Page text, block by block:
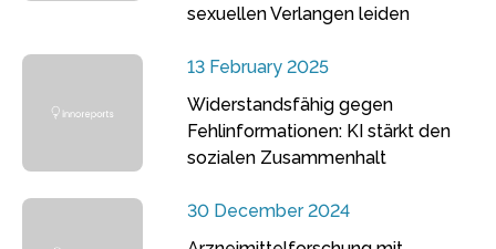
sexuellen Verlangen leiden
13 February 2025
Widerstandsfähig gegen
Fehlinformationen: KI stärkt den
sozialen Zusammenhalt
30 December 2024